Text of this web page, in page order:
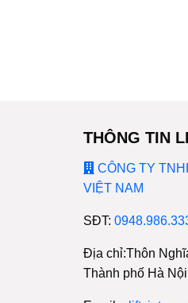
THÔNG TIN
CÔNG TY
VIỆT NAM
SĐT:
Địa chỉ:Thôn
Thành phố Hà